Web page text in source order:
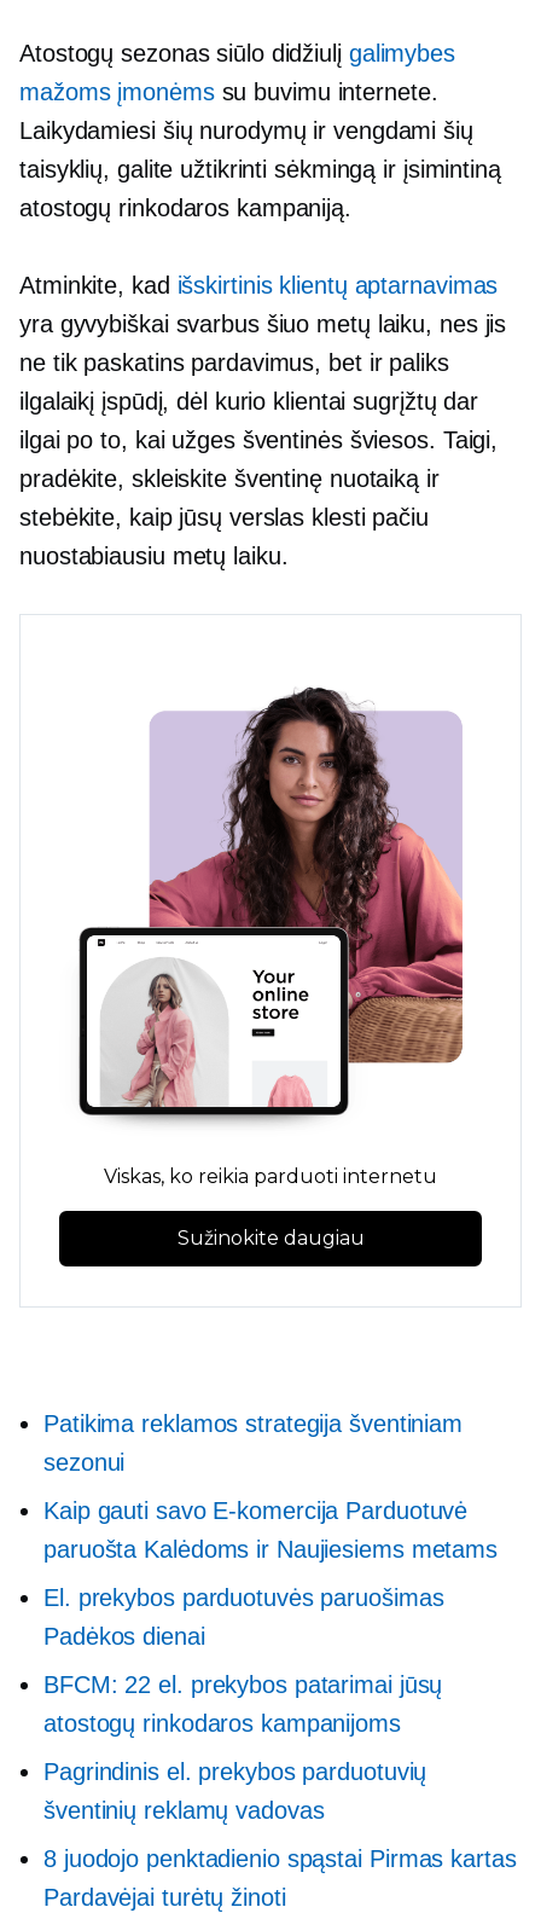
Atostogų sezonas siūlo didžiulį galimybes
mažoms įmonėmssu buvimu internete.
Laikydamiesi šių nurodymų ir vengdami šių
taisyklių, galite užtikrinti sėkmingą ir įsimintiną
atostogų rinkodaros kampaniją.
Atminkite, kad išskirtinis klientų aptarnavimas
yra gyvybiškai svarbus šiuo metų laiku, nes jis
ne tik paskatins pardavimus, bet ir paliks
ilgalaikį įspūdį, dėl kurio klientai sugrįžtų dar
ilgai po to, kai užges šventinės šviesos. Taigi,
pradėkite, skleiskite šventinę nuotaiką ir
stebėkite, kaip jūsų verslas klesti pačiu
nuostabiausiu metų laiku.
Viskas, ko reikia parduoti internetu
Sužinokite daugiau
Patikima reklamos strategija šventiniam
sezonui
Kaip gauti savo E-komercija Parduotuvė
paruošta Kalėdoms ir Naujiesiems metams
El. prekybos parduotuvės paruošimas
Padėkos dienai
BFCM: 22 el. prekybos patarimai jūsų
atostogų rinkodaros kampanijoms
Pagrindinis el. prekybos parduotuvių
šventinių reklamų vadovas
8 juodojo penktadienio spąstai Pirmas kartas
Pardavėjai turėtų žinoti